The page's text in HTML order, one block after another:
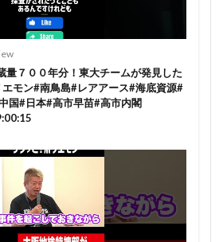
量７００年分！東大チームが発見した
モン#南鳥島#レアアース#海底資源#
国#日本#高市早苗#高市内閣